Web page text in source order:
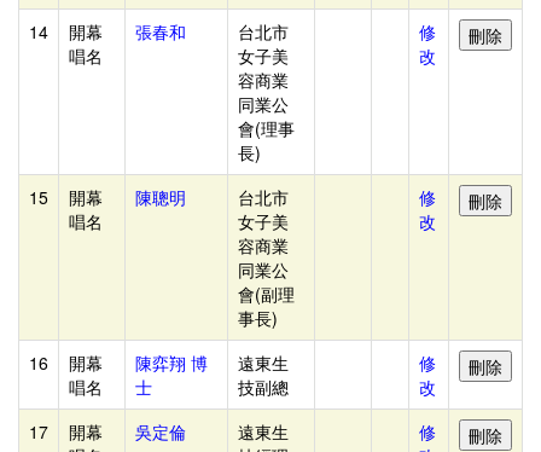
14
開幕
唱名
張春和
台北市
女子美
容商業
同業公
會(理事
長)
修
改
15
開幕
唱名
陳聰明
台北市
女子美
容商業
同業公
會(副理
事長)
修
改
16
開幕
唱名
陳弈翔 博
士
遠東生
技副總
修
改
17
開幕
吳定倫
遠東生
修